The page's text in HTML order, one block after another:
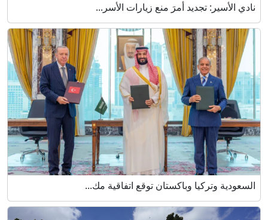
نادي الأسير: تجديد أمرَ منع زيارات الأسر...
السعودية وتركيا وباكستان توقع اتفاقية مك...